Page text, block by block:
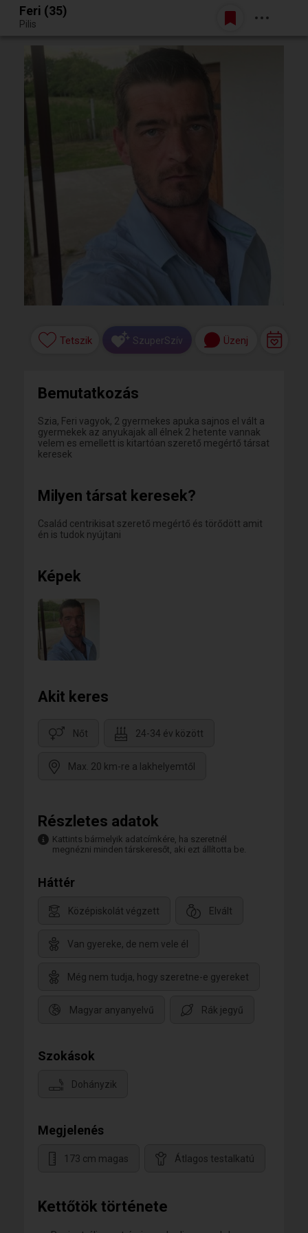
Egy jó randiból bármi lehet.
Belépés
Feri (35)
Pilis
Kettőtök története
Tetszik SzuperSzív Üzenj
Bemutatkozás
Szia, Feri vagyok, 2 gyermekes apuka sajnos el vált a
gyermekek az anyukajak all élnek 2 hetente vannak
velem es emellett is kitartóan szerető megértő társat
keresek
Milyen társat keresek?
Család centrikisat szerető megértő és törődött amit
én is tudok nyújtani
Képek
Akit keres
Nőt 24-34 év között
Max. 20 km-re a lakhelyemtől
Részletes adatok
Kattints bármelyik adatcímkére, ha szeretnél
megnézni minden társkeresőt, aki ezt állította be.
Háttér
Középiskolát végzett Elvált
Van gyereke, de nem vele él
Még nem tudja, hogy szeretne-e gyereket
Magyar anyanyelvű Rák jegyű
Szokások
Dohányzik
Megjelenés
173 cm magas Átlagos testalkatú